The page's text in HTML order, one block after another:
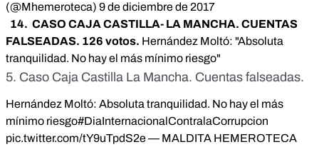
(@Mhemeroteca) 9 de diciembre de 2017
14. CASO CAJA CASTILLA- LA MANCHA. CUENTAS
FALSEADAS. 126 votos. Hernández Moltó: "Absoluta
tranquilidad. No hay el más mínimo riesgo"
5. Caso Caja Castilla La Mancha. Cuentas falseadas.
Hernández Moltó: Absoluta tranquilidad. No hay el más
mínimo riesgo#DiaInternacionalContralaCorrupcion
pic.twitter.com/tY9uTpdS2e— MALDITA HEMEROTECA